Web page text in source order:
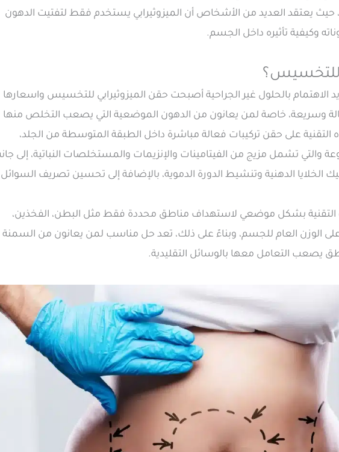
حيث يعتقد العديد من الأشخاص أن الميزوثيرابي يستخدم فقط لتفتيت الدهون
وكيفية تأثيره داخل الجسم.
للتخسيس؟
بالحلول غير الجراحية أصبحت حقن الميزوثيرابي للتخسيس واسعارها
وسريعة، خاصة لمن يعانون من الدهون الموضعية التي يصعب التخلص منها
التقنية على حقن تركيبات فعالة مباشرة داخل الطبقة المتوسطة من الجلد،
والتي تشمل مزيج من الفيتامينات والإنزيمات والمستخلصات النباتية، إلى
الدهنية وتنشيط الدورة الدموية، بالإضافة إلى تحسين تصريف السوائل
التقنية بشكل موضعي لاستهداف مناطق محددة فقط مثل البطن، الفخذين،
على الوزن العام للجسم، وبناءً على ذلك، تعد حل مناسب لمن يعانون من السمنة
يصعب التعامل معها بالوسائل التقليدية.